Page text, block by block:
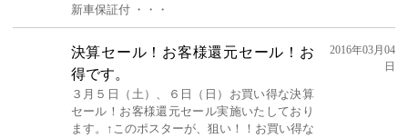
新車保証付 ・・・
決算セール！お客様還元セール！お
得です。
３月５日（土）、６日（日）お買い得な決算
セール！お客様還元セール実施いたしており
ます。↑このポスターが、狙い！！お買い得な
2016年03月04
日